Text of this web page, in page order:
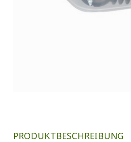
PRODUKTBESCHREIBUNG